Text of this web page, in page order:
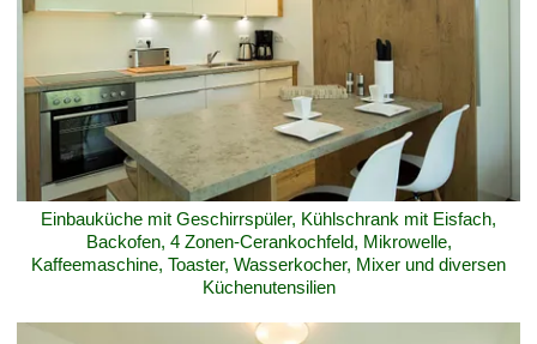
Einbauküche mit Geschirrspüler, Kühlschrank mit Eisfach,
Backofen, 4 Zonen-Cerankochfeld, Mikrowelle,
Kaffeemaschine, Toaster, Wasserkocher, Mixer und diversen
Küchenutensilien